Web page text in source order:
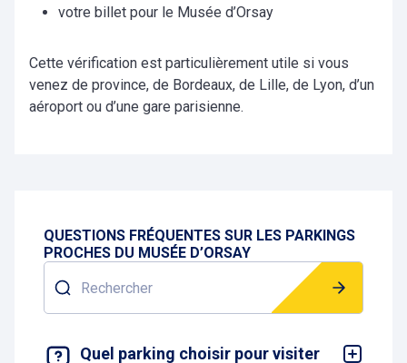
votre billet pour le Musée d’Orsay
Cette vérification est particulièrement utile si vous
venez de province, de Bordeaux, de Lille, de Lyon, d’un
aéroport ou d’une gare parisienne.
QUESTIONS FRÉQUENTES SUR LES PARKINGS
PROCHES DU MUSÉE D’ORSAY
Rechercher
AFFICHER 1 RÉSULTAT
Quel parking choisir pour visiter